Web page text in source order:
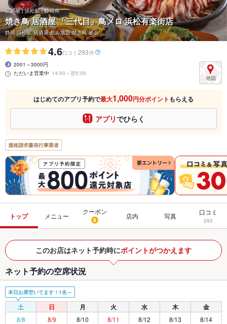
居酒屋 | 浜松駅 | 静岡県
焼き鳥 居酒屋 「三代目」鳥メロ 浜松有楽街店
静岡 浜松駅 居酒屋 飲み放題 焼き鳥 宴会
4.6口コミ 293件
2001～3000円
ただいま営業中 14:00～翌5:00
はじめてのアプリ予約で最大1,000円分ポイント もらえる
アプリでひらく
適格請求書発行事業者
トップ メニュー
クーポン
8 店内 写真 口コミ
293
このお店はネット予約時にポイントがつかえます
ネット予約の空席状況
本日お席空いてます！1名～
土 日 月 火 水 木 金
8/8 8/9 8/10 8/11 8/12 8/13 8/14